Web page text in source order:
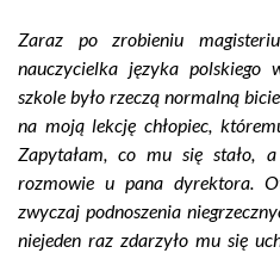
Zaraz po zrobieniu
nauczycielka języka polskiego
szkole było rzeczą normalną
na moją lekcję chłopiec,
Zapytałam, co mu się stało,
rozmowie u pana dyrektora.
zwyczaj podnoszenia
niejeden raz zdarzyło mu się